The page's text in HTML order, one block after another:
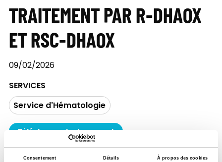
Consentement Détails À propos des cookies
TRAITEMENT PAR R-DHAOX
ET RSC-DHAOX
09/02/2026
SERVICES
Service d'Hématologie
Télécharger le document